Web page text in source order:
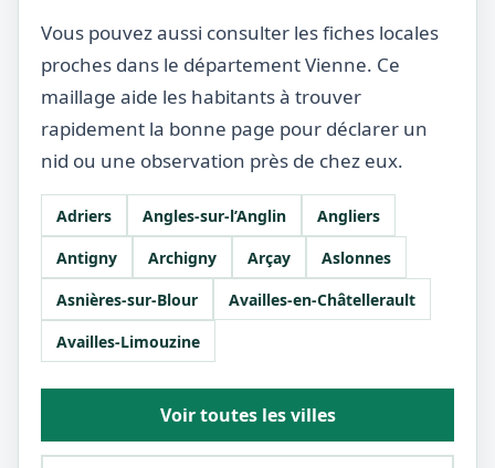
Vous pouvez aussi consulter les fiches locales
proches dans le département Vienne. Ce
maillage aide les habitants à trouver
rapidement la bonne page pour déclarer un
nid ou une observation près de chez eux.
Adriers Angles-sur-l’Anglin
Angliers
Antigny
Archigny Arçay
Aslonnes
Asnières-sur-Blour
Availles-en-Châtellerault
Availles-Limouzine
Voir toutes les villes